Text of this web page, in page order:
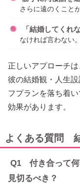
さらに遠のくこと
「結婚してくれ
なければ言わない
正しいアプローチ
彼の結婚観・人生
フプランを落ち着
効果があります。
よくある質問
Q1 付き合って何
見切るべき？